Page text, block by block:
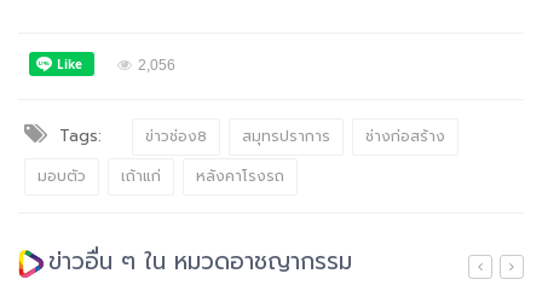
2,056
Tags: ข่าวช่อง8 สมุทรปราการ
ช่างก่อสร้าง
มอบตัว
เถ้าแก่ หลังคาโรงรถ
ข่าวอื่น ๆ ใน หมวดอาชญากรรม